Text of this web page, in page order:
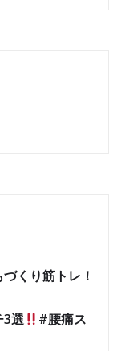
くり筋トレ！
3選
#腰痛ス